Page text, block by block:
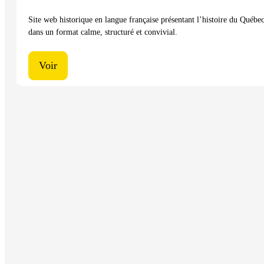
Site web historique en langue française présentant l’histoire du Québec
dans un format calme, structuré et convivial.
Voir